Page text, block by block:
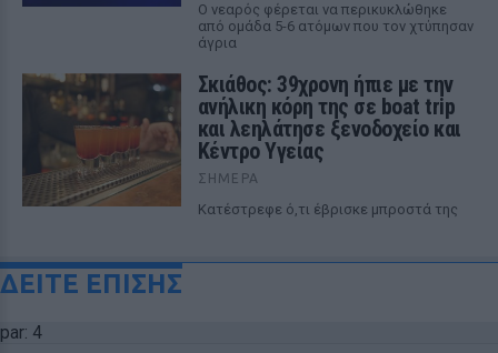
Ο νεαρός φέρεται να περικυκλώθηκε
από ομάδα 5-6 ατόμων που τον χτύπησαν
άγρια
Σκιάθος: 39χρονη ήπιε με την
ανήλικη κόρη της σε boat trip
και λεηλάτησε ξενοδοχείο και
Κέντρο Υγείας
ΣΉΜΕΡΑ
Κατέστρεφε ό,τι έβρισκε μπροστά της
ΔΕΙΤΕ ΕΠΙΣΗΣ
par: 4